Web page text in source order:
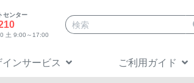
センター
土 9:00～17:00
サイト内検索
インサービス ご利用ガイド